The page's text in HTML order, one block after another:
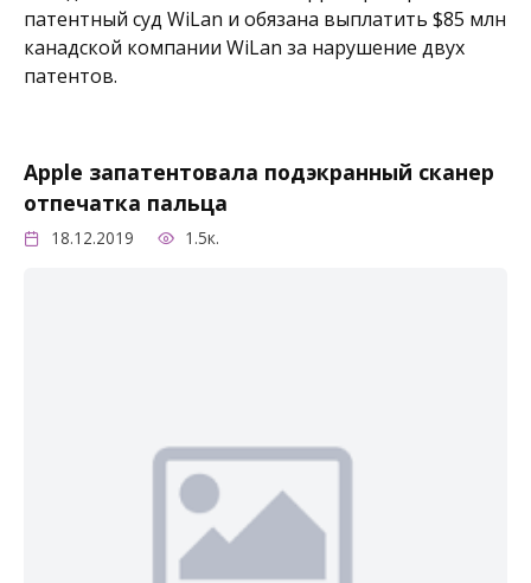
патентный суд WiLan и обязана выплатить $85 млн
канадской компании WiLan за нарушение двух
патентов.
Apple запатентовала подэкранный сканер
отпечатка пальца
18.12.2019 1.5к.